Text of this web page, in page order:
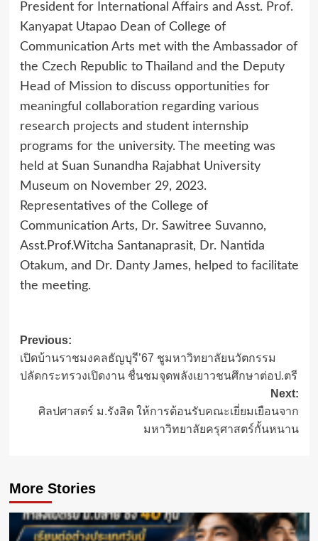
President for International Affairs and Asst. Prof.
Kanyapat Utapao Dean of College of
Communication Arts met with the Ambassador of
the Czech Republic to Thailand and the Deputy
Head of Mission to discuss opportunities for
meaningful collaboration regarding various
research projects and student internship
programs for the university. The meeting was
held at Suan Sunandha Rajabhat University
Museum on November 29, 2023.
Representatives of the College of
Communication Arts, Dr. Sawitree Suvanno,
Asst.Prof.Witcha Santanaprasit, Dr. Nantida
Otakum, and Dr. Danty James, helped to facilitate
the meeting.
Post
navigation
Previous:
เปิดบ้านราชมงคลธัญบุรี’67 ชูมหาวิทยาลัยนวัตกรรม
ปลัดกระทรวงเปิดงาน ชื่นชมจุดพลังเยาวชนศึกษาต่อป.ตรี
Next:
ศิลปศาสตร์ ม.รังสิต ให้การต้อนรับคณะเยี่ยมเยือนจาก
มหาวิทยาลัยครุศาสตร์กั้นหนาน
More Stories